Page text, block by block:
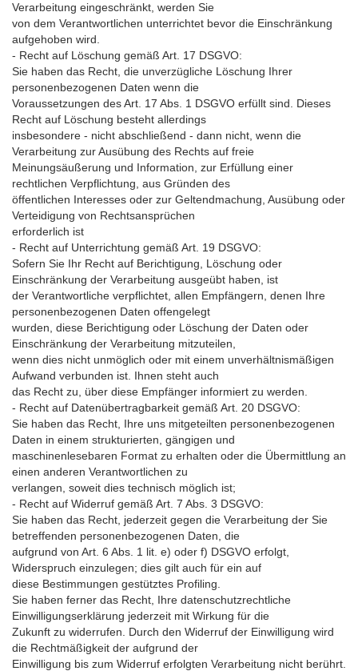
Verarbeitung eingeschränkt, werden Sie
von dem Verantwortlichen unterrichtet bevor die Einschränkung
aufgehoben wird.
- Recht auf Löschung gemäß Art. 17 DSGVO:
Sie haben das Recht, die unverzügliche Löschung Ihrer
personenbezogenen Daten wenn die
Voraussetzungen des Art. 17 Abs. 1 DSGVO erfüllt sind. Dieses
Recht auf Löschung besteht allerdings
insbesondere - nicht abschließend - dann nicht, wenn die
Verarbeitung zur Ausübung des Rechts auf freie
Meinungsäußerung und Information, zur Erfüllung einer
rechtlichen Verpflichtung, aus Gründen des
öffentlichen Interesses oder zur Geltendmachung, Ausübung oder
Verteidigung von Rechtsansprüchen
erforderlich ist
- Recht auf Unterrichtung gemäß Art. 19 DSGVO:
Sofern Sie Ihr Recht auf Berichtigung, Löschung oder
Einschränkung der Verarbeitung ausgeübt haben, ist
der Verantwortliche verpflichtet, allen Empfängern, denen Ihre
personenbezogenen Daten offengelegt
wurden, diese Berichtigung oder Löschung der Daten oder
Einschränkung der Verarbeitung mitzuteilen,
wenn dies nicht unmöglich oder mit einem unverhältnismäßigen
Aufwand verbunden ist. Ihnen steht auch
das Recht zu, über diese Empfänger informiert zu werden.
- Recht auf Datenübertragbarkeit gemäß Art. 20 DSGVO:
Sie haben das Recht, Ihre uns mitgeteilten personenbezogenen
Daten in einem strukturierten, gängigen und
maschinenlesebaren Format zu erhalten oder die Übermittlung an
einen anderen Verantwortlichen zu
verlangen, soweit dies technisch möglich ist;
- Recht auf Widerruf gemäß Art. 7 Abs. 3 DSGVO:
Sie haben das Recht, jederzeit gegen die Verarbeitung der Sie
betreffenden personenbezogenen Daten, die
aufgrund von Art. 6 Abs. 1 lit. e) oder f) DSGVO erfolgt,
Widerspruch einzulegen; dies gilt auch für ein auf
diese Bestimmungen gestütztes Profiling.
Sie haben ferner das Recht, Ihre datenschutzrechtliche
Einwilligungserklärung jederzeit mit Wirkung für die
Zukunft zu widerrufen. Durch den Widerruf der Einwilligung wird
die Rechtmäßigkeit der aufgrund der
Einwilligung bis zum Widerruf erfolgten Verarbeitung nicht berührt.